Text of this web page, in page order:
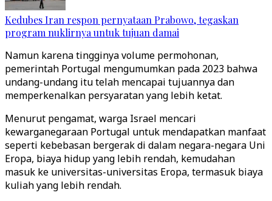
Kedubes Iran respon pernyataan Prabowo, tegaskan
program nuklirnya untuk tujuan damai
Namun karena tingginya volume permohonan,
pemerintah Portugal mengumumkan pada 2023 bahwa
undang-undang itu telah mencapai tujuannya dan
memperkenalkan persyaratan yang lebih ketat.
Menurut pengamat, warga Israel mencari
kewarganegaraan Portugal untuk mendapatkan manfaat
seperti kebebasan bergerak di dalam negara-negara Uni
Eropa, biaya hidup yang lebih rendah, kemudahan
masuk ke universitas-universitas Eropa, termasuk biaya
kuliah yang lebih rendah.